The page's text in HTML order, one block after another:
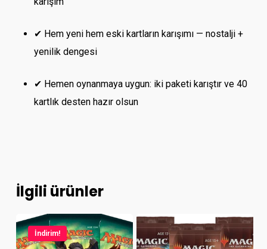
✔ Hem yeni hem eski kartların karışımı — nostalji +
yenilik dengesi
✔ Hemen oynanmaya uygun: iki paketi karıştır ve 40
kartlık desten hazır olsun
İlgili ürünler
İndirim!